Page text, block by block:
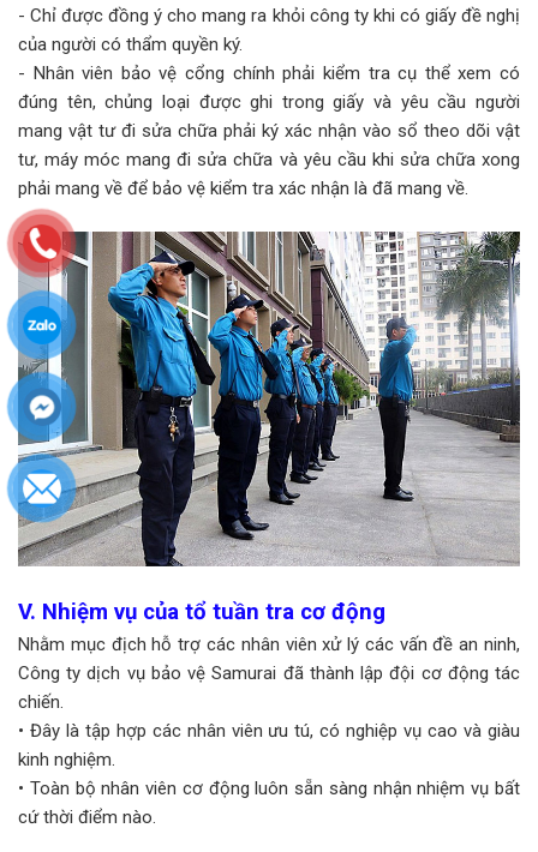
- Chỉ được đồng ý cho mang ra khỏi công ty khi có giấy đề nghị
của người có thẩm quyền ký.
- Nhân viên bảo vệ cổng chính phải kiểm tra cụ thể xem có
đúng tên, chủng loại được ghi trong giấy và yêu cầu người
mang vật tư đi sửa chữa phải ký xác nhận vào sổ theo dõi vật
tư, máy móc mang đi sửa chữa và yêu cầu khi sửa chữa xong
phải mang về để bảo vệ kiểm tra xác nhận là đã mang về.
V. Nhiệm vụ của tổ tuần tra cơ động
Nhằm mục địch hỗ trợ các nhân viên xử lý các vấn đề an ninh,
Công ty dịch vụ bảo vệ Samurai đã thành lập đội cơ động tác
chiến.
• Đây là tập hợp các nhân viên ưu tú, có nghiệp vụ cao và giàu
kinh nghiệm.
• Toàn bộ nhân viên cơ động luôn sẵn sàng nhận nhiệm vụ bất
cứ thời điểm nào.